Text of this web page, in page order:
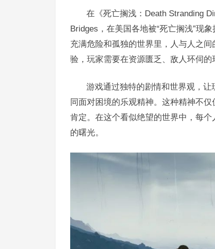
在《死亡搁浅：Death Stranding
Bridges，在美国各地被“死亡搁浅”现
充满危险和孤独的世界里，人与人之
验，玩家需要在资源匮乏、敌人环伺的
游戏通过独特的剧情和世界观，
同面对困境的乐观精神。这种精神不
肯定。在这个看似绝望的世界中，每
的曙光。